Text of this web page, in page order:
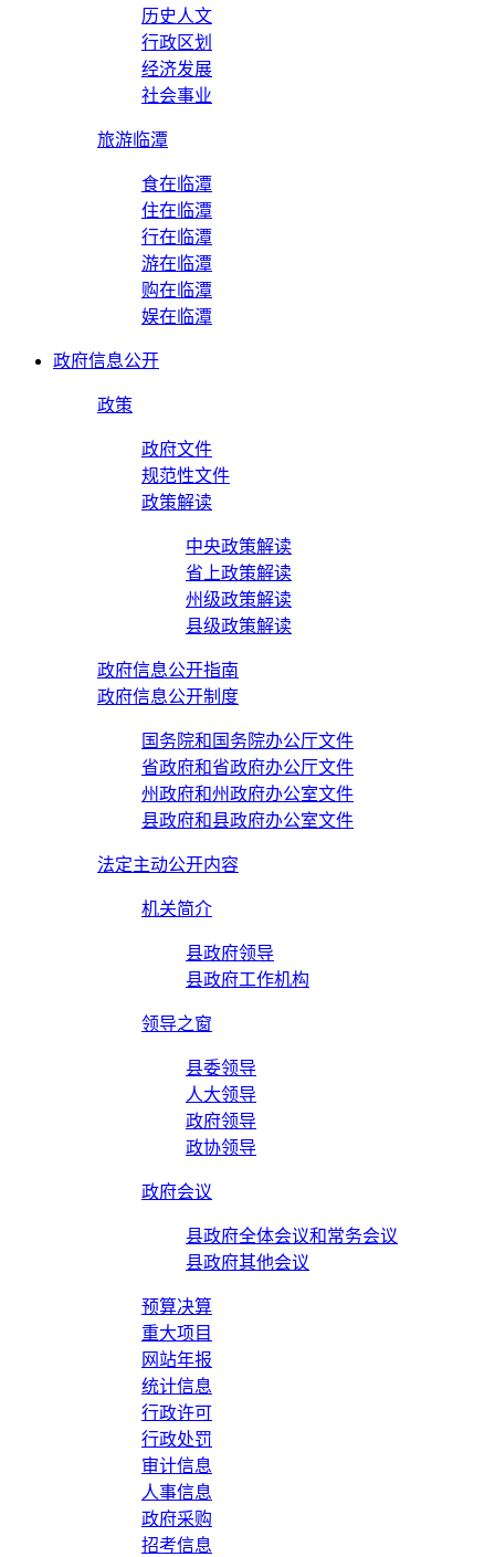
历史人文
行政区划
经济发展
社会事业
旅游临潭
食在临潭
住在临潭
行在临潭
游在临潭
购在临潭
娱在临潭
政府信息公开
政策
政府文件
规范性文件
政策解读
中央政策解读
省上政策解读
州级政策解读
县级政策解读
政府信息公开指南
政府信息公开制度
国务院和国务院办公厅文件
省政府和省政府办公厅文件
州政府和州政府办公室文件
县政府和县政府办公室文件
法定主动公开内容
机关简介
县政府领导
县政府工作机构
领导之窗
县委领导
人大领导
政府领导
政协领导
政府会议
县政府全体会议和常务会议
县政府其他会议
预算决算
重大项目
网站年报
统计信息
行政许可
行政处罚
审计信息
人事信息
政府采购
招考信息